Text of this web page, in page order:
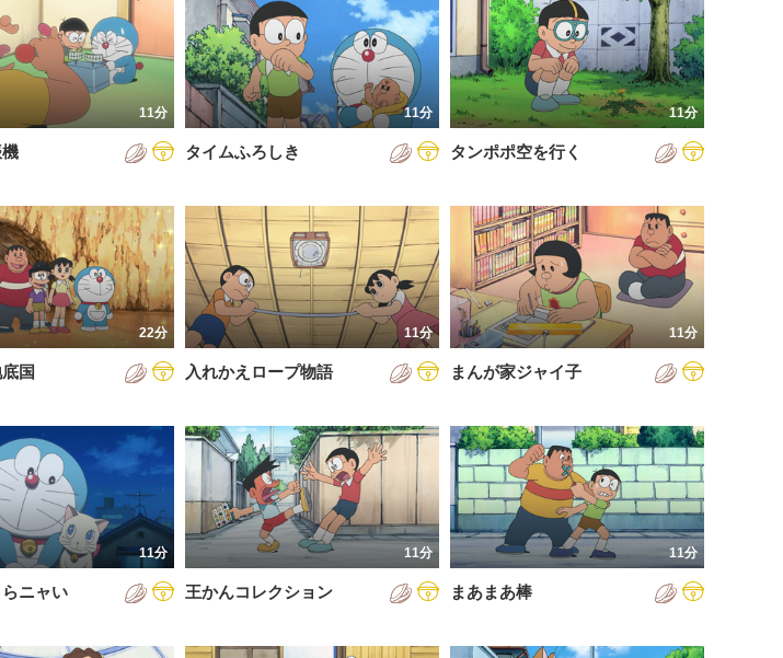
11分 11分
タイムふろしき
11分
タンポポ空を行く
22分
国
11分
入れかえロープ物語
11分
まんが家ジャイ子
11分
ニャい
11分
王かんコレクション
11分
まあまあ棒